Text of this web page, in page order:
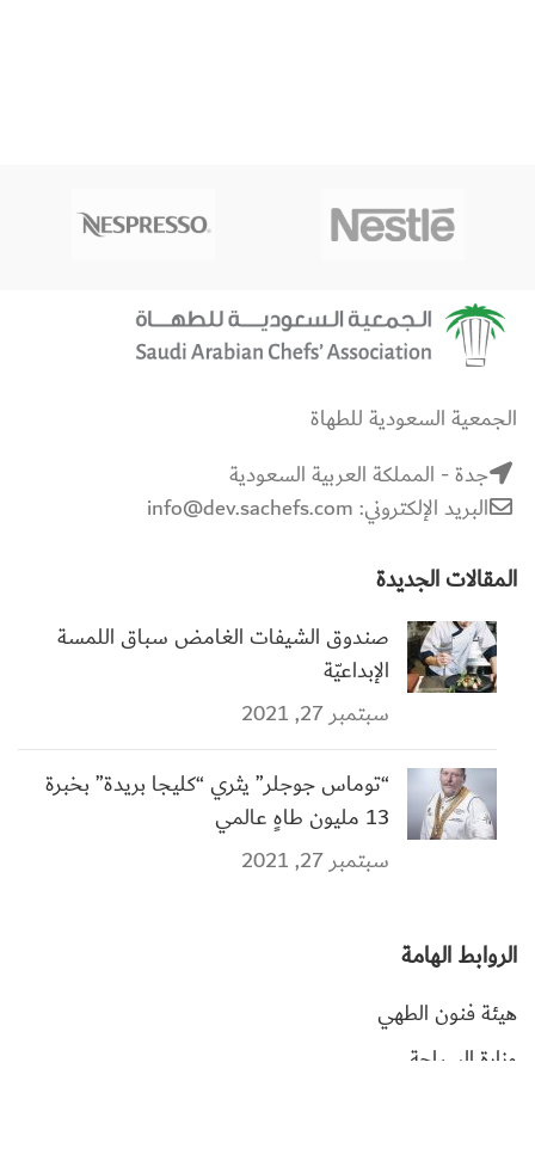
الجمعية السعودية للطهاة
جدة - المملكة العربية السعودية
البريد الإلكتروني: info@dev.sachefs.com
المقالات الجديدة
صندوق الشيفات الغامض سباق اللمسة
الإبداعيّة
سبتمبر 27, 2021
“توماس جوجلر” يثري “كليجا بريدة” بخبرة
13 مليون طاهٍ عالمي
سبتمبر 27, 2021
الروابط الهامة
هيئة فنون الطهي
وزارة السياحة